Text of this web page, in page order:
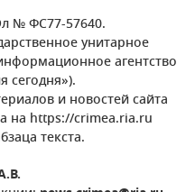
№ ФС77-57640.
унитарное
агентство
сегодня»).
и новостей сайта
на https://crimea.ria.ru
текста.